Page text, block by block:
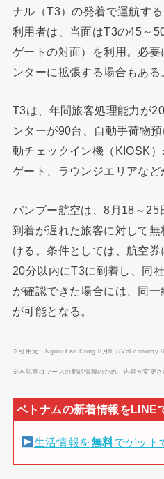
ナル（T3）の発着で運航す
利用者は、当面はT3の45～
ゲートの対面）を利用。必
ンターに拡張する場合もある
T3は、年間旅客処理能力が
ンターが90台、自動手荷物
動チェックイン機（KIOSK
ゲート、ラウンジエリアなど
バンブー航空は、8月18～25
到着が遅れた旅客に対して
ける。条件としては、航空
20分以内にT3に到着し、同
が確認できた場合には、同
が可能となる。
※引用元：Nguoi Lao Dong 8月8日/VnEconomy 8
※本記事はソースの翻訳情報のため、内容が変更さ
生活情報を無料でゲット